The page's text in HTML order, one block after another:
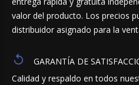
valor del producto. Los precios
distribuidor asignado para la
GARANTÍA DE
Calidad y respaldo en todos